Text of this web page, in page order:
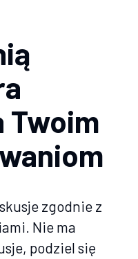
Twoim
zgodnie z
Nie ma
podziel się